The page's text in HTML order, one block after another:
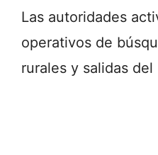
Las autoridades
operativos de
rurales y salidas del